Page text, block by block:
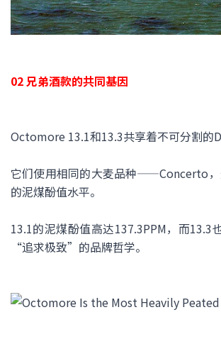
02 兄弟酒款的共同基因
Octomore 13.1和13.3共享着不可分割的
它们使用相同的大麦品种——Concerto，
的泥煤酚值水平。
13.1的泥煤酚值高达137.3PPM，而
“追求极致”的品牌哲学。